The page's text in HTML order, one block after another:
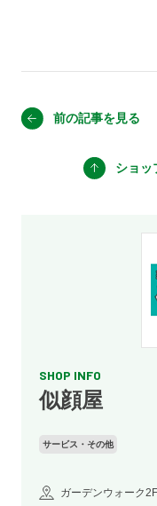
前の記事を見る
ショッ
SHOP INFO
似顔屋
サービス・その他
ガーデンウォーク2F